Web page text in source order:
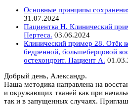
Основные принципы
31.07.2024
Пациентка Н. Клинический
Пертеса. 03.06.2024
Клинический пример 28. Отёк
бедренной, большеберцовой
остехондрит. Пациент А.
Добрый день, Александр.
Наша методика направлена на
и окружающих тканей как при
так и в запущенных случаях.